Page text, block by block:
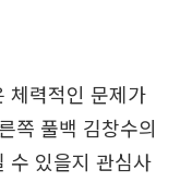
체력적인 문제가
쪽 풀백 김창수의
수 있을지 관심사